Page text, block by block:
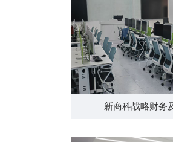
新商科战略财务